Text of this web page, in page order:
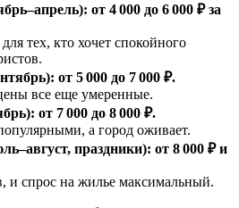
от 4 000 до 6 000 ₽ за
тех, кто хочет спокойного
от 5 000 до 7 000 ₽.
все еще умеренные.
от 7 000 до 8 000 ₽.
а город оживает.
праздники): от 8 000 ₽ и
и спрос на жилье максимальный.